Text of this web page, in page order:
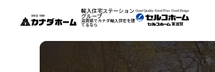
輸入住宅ステーション
グループ
滋賀県でカナダ輸入住宅を建
てるなら
私たちにつ